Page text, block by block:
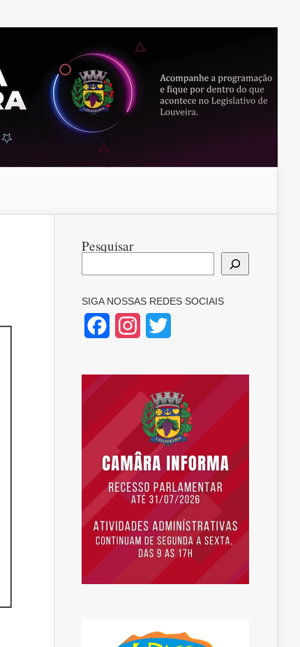
Pesquisar
SIGA NOSSAS REDES SOCIAIS
FacebookInstagram